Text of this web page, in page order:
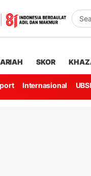
SKOR
Internasional UBSI